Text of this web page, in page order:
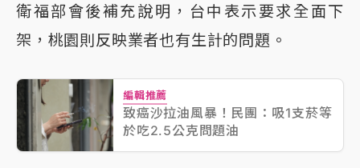
衛福部會後補充說明，台中表示要求全面下
架，桃園則反映業者也有生計的問題。
編輯推薦
致癌沙拉油風暴！民團：吸1支菸等
於吃2.5公克問題油